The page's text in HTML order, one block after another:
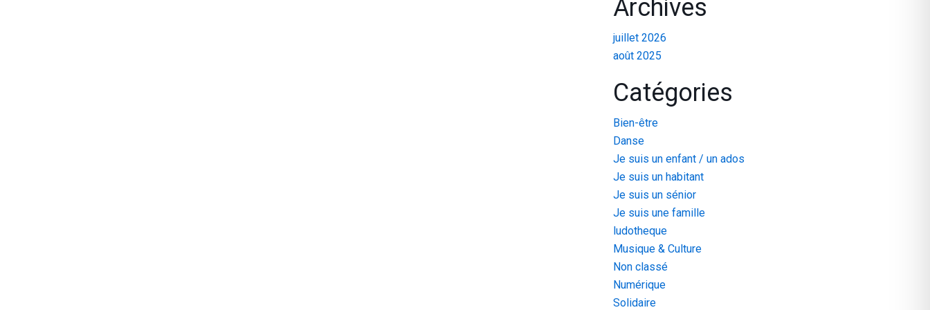
Archives
juillet 2026
août 2025
Catégories
Bien-être
Danse
Je suis un enfant / un ados
Je suis un habitant
Je suis un sénior
Je suis une famille
ludotheque
Musique & Culture
Non classé
Numérique
Solidaire